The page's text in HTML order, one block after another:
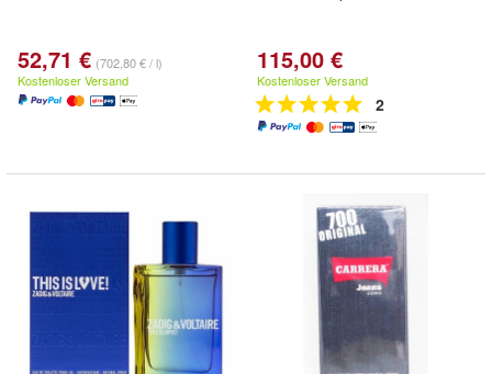
52,71 € (702,80 € / l)
Kostenloser Versand
115,00 €
Kostenloser Versand
2